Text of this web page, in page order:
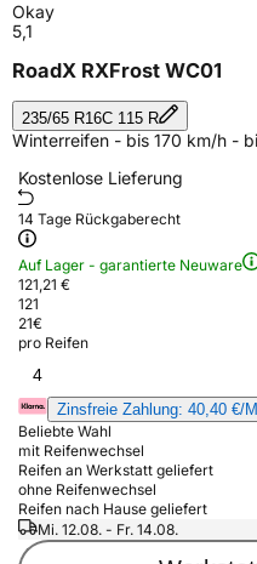
Okay
5,1
RoadX RXFrost WC01
235/65 R16C 115 R
Winterreifen - bis 170 km/h -
Kostenlose Lieferung
14 Tage Rückgaberecht
Auf Lager - garantierte Neuware
121,21 €
121
21€
pro Reifen
4
Zinsfreie Zahlung: 40,40 €/
Beliebte Wahl
mit Reifenwechsel
Reifen an Werkstatt geliefert
ohne Reifenwechsel
Reifen nach Hause geliefert
Mi. 12.08. - Fr. 14.08.